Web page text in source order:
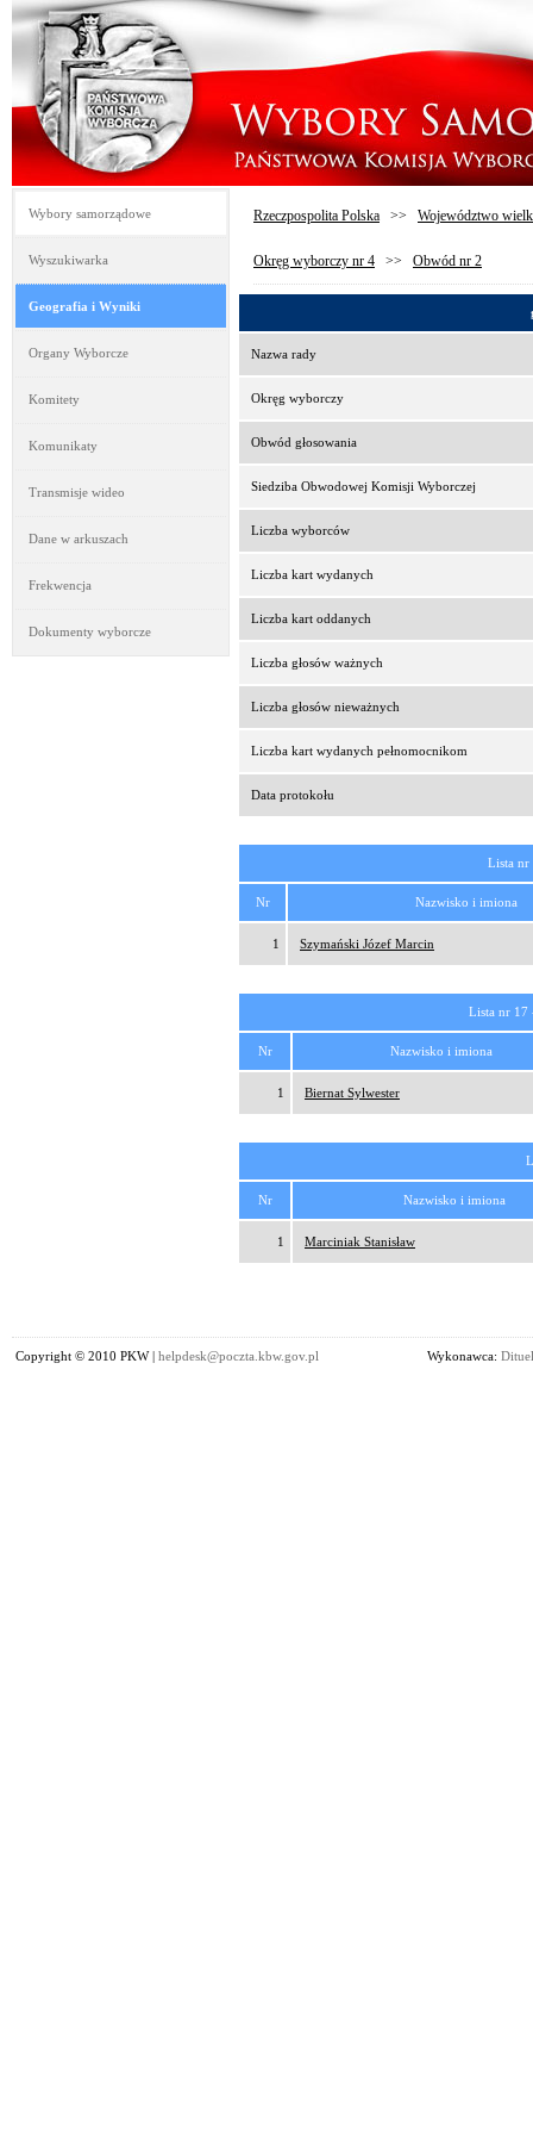
Wybory samorządowe
Wyszukiwarka
Geografia i Wyniki
Organy Wyborcze
Komitety
Komunikaty
Transmisje wideo
Dane w arkuszach
Frekwencja
Dokumenty wyborcze
Rzeczpospolita Polska >> Województwo
Okręg wyborczy nr 4 >> Obwód nr 2
Nazwa rady
Okręg wyborczy
Obwód głosowania
Siedziba Obwodowej Komisji Wyborczej
Liczba wyborców
Liczba kart wydanych
Liczba kart oddanych
Liczba głosów ważnych
Liczba głosów nieważnych
Liczba kart wydanych pełnomocnikom
Data protokołu
Lista
Nr Nazwisko i imiona
1 Szymański Józef Marcin
Lista nr
Nr Nazwisko i imiona
1 Biernat Sylwester
Nr Nazwisko i imiona
1 Marciniak Stanisław
Copyright © 2010 PKW | helpdesk@poczta.kbw.gov.pl Wykonawca: